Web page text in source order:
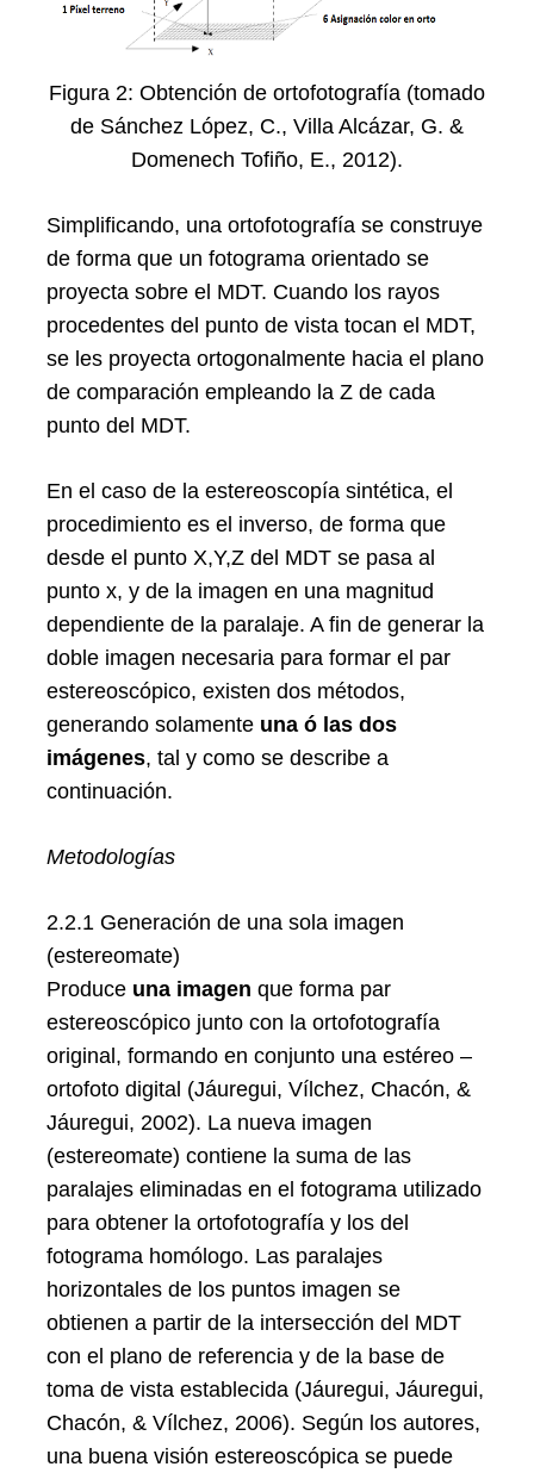
Figura 2: Obtención de ortofotografía (tomado
de Sánchez López, C., Villa Alcázar, G. &
Domenech Tofiño, E., 2012).
Simplificando, una ortofotografía se construye
de forma que un fotograma orientado se
proyecta sobre el MDT. Cuando los rayos
procedentes del punto de vista tocan el MDT,
se les proyecta ortogonalmente hacia el plano
de comparación empleando la Z de cada
punto del MDT.
En el caso de la estereoscopía sintética, el
procedimiento es el inverso, de forma que
desde el punto X,Y,Z del MDT se pasa al
punto x, y de la imagen en una magnitud
dependiente de la paralaje. A fin de generar la
doble imagen necesaria para formar el par
estereoscópico, existen dos métodos,
generando solamente una ó las dos
imágenes, tal y como se describe a
continuación.
Metodologías
2.2.1 Generación de una sola imagen
(estereomate)
Produce una imagen que forma par
estereoscópico junto con la ortofotografía
original, formando en conjunto una estéreo –
ortofoto digital (Jáuregui, Vílchez, Chacón, &
Jáuregui, 2002). La nueva imagen
(estereomate) contiene la suma de las
paralajes eliminadas en el fotograma utilizado
para obtener la ortofotografía y los del
fotograma homólogo. Las paralajes
horizontales de los puntos imagen se
obtienen a partir de la intersección del MDT
con el plano de referencia y de la base de
toma de vista establecida (Jáuregui, Jáuregui,
Chacón, & Vílchez, 2006). Según los autores,
una buena visión estereoscópica se puede